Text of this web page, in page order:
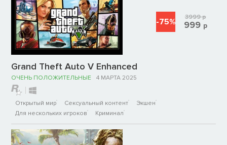
Grand Theft Auto V Enhanced
ОЧЕНЬ ПОЛОЖИТЕЛЬНЫЕ 4 МАРТА 2025
Открытый мир Сексуальный контент
Экшен
Для нескольких игроков
Криминал
-75% 3999р
999 р